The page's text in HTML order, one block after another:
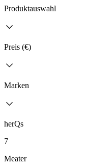
Produktauswahl
Preis (€)
Marken
herQs
7
Meater